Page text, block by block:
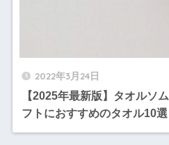
2022年3月24日
【2025年最新版】タオルソ
フトにおすすめのタオル10選